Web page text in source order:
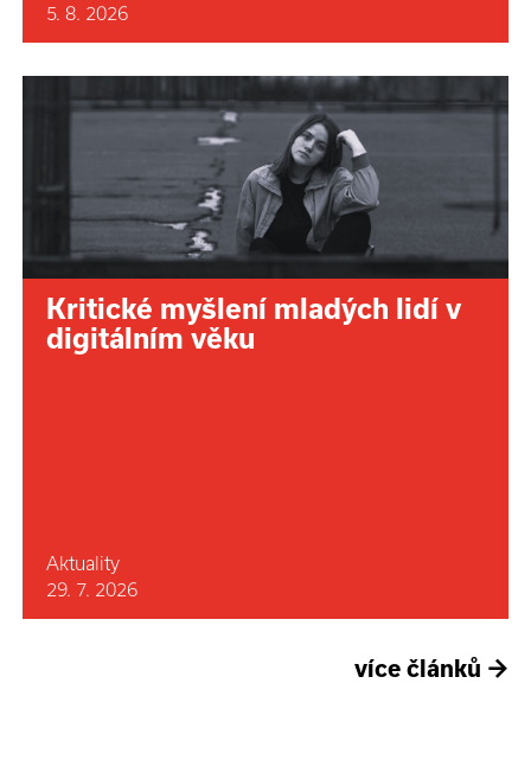
5. 8. 2026
Kritické myšlení mladých lidí v
digitálním věku
Aktuality
29. 7. 2026
více článků →